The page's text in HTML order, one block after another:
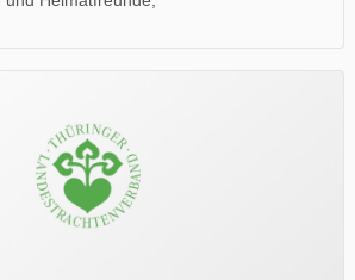
Spaß beim Lesen.